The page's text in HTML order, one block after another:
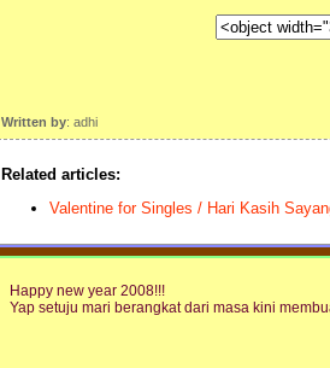
Written by: adhi
Related articles:
Valentine for Singles / Hari Kasih
Happy new year 2008!!!
Yap setuju mari berangkat dari masa kini